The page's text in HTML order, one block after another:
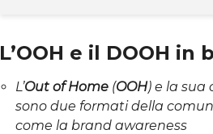
L’OOH e il DOOH in
L’Out of Home (OOH) e la sua
sono due formati della
come la brand awareness